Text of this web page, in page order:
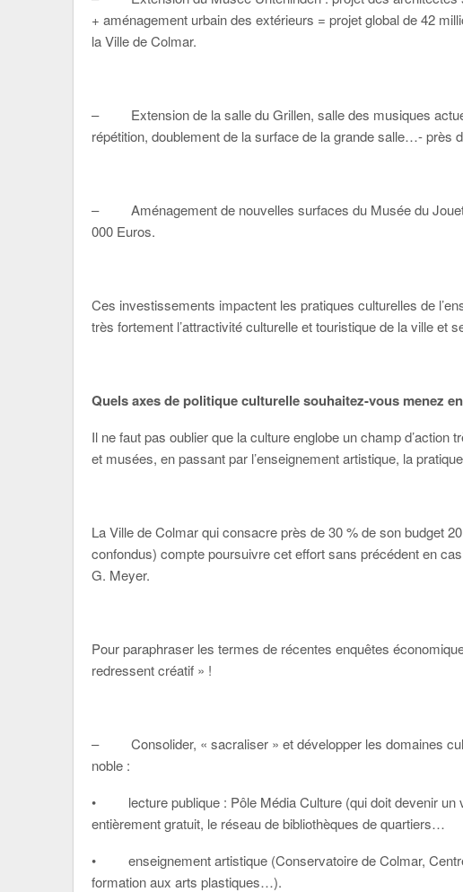
+ aménagement urbain des extérieurs = projet global de 42
la Ville de Colmar.
– Extension de la salle du Grillen, salle des musiques
répétition, doublement de la surface de la grande salle…- près
– Aménagement de nouvelles surfaces du Musée du Jouet
000 Euros.
Ces investissements impactent les pratiques culturelles de
très fortement l’attractivité culturelle et touristique de la ville et
Quels axes de politique culturelle souhaitez-vous menez
Il ne faut pas oublier que la culture englobe un champ d’action
et musées, en passant par l’enseignement artistique, la
La Ville de Colmar qui consacre près de 30 % de son budget
confondus) compte poursuivre cet effort sans précédent en
G. Meyer.
Pour paraphraser les termes de récentes enquêtes
redressent créatif » !
– Consolider, « sacraliser » et développer les domaines
noble :
• lecture publique : Pôle Média Culture (qui doit devenir un
entièrement gratuit, le réseau de bibliothèques de quartiers…
• enseignement artistique (Conservatoire de Colmar,
formation aux arts plastiques…).